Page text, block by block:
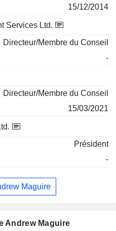
15/12/2014
Services Ltd.
Directeur/Membre du Conseil
-
Directeur/Membre du Conseil
15/03/2021
Président
-
Maguire
Andrew Maguire